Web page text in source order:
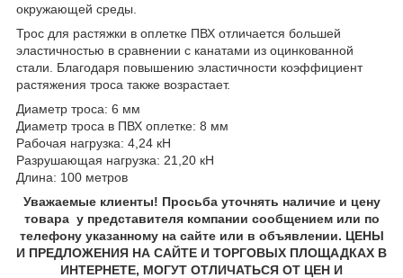
окружающей среды.
Трос для растяжки в оплетке ПВХ отличается большей
эластичностью в сравнении с канатами из оцинкованной
стали. Благодаря повышению эластичности коэффициент
растяжения троса также возрастает.
Диаметр троса: 6 мм
Диаметр троса в ПВХ оплетке: 8 мм
Рабочая нагрузка: 4,24 кН
Разрушающая нагрузка: 21,20 кН
Длина: 100 метров
Уважаемые клиенты! Просьба уточнять наличие и цену
товара у представителя компании сообщением или по
телефону указанному на сайте или в объявлении. ЦЕНЫ
И ПРЕДЛОЖЕНИЯ НА САЙТЕ И ТОРГОВЫХ ПЛОЩАДКАХ В
ИНТЕРНЕТЕ, МОГУТ ОТЛИЧАТЬСЯ ОТ ЦЕН И